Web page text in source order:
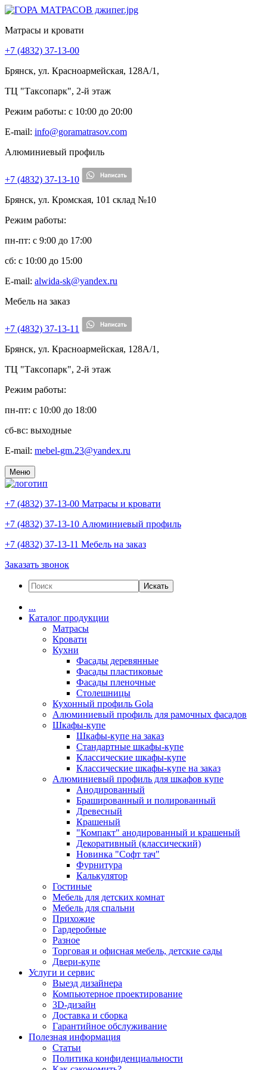
Матрасы и кровати
+7 (4832) 37-13-00
Брянск, ул. Красноармейская, 128А/1,
ТЦ "Таксопарк", 2-й этаж
Режим работы: c 10:00 до 20:00
E-mail: info@goramatrasov.com
Алюминиевый профиль
+7 (4832) 37-13-10
Брянск, ул. Кромская, 101 склад №10
Режим работы:
пн-пт: c 9:00 до 17:00
сб: c 10:00 до 15:00
E-mail: alwida-sk@yandex.ru
Мебель на заказ
+7 (4832) 37-13-11
Брянск, ул. Красноармейская, 128А/1,
ТЦ "Таксопарк", 2-й этаж
Режим работы:
пн-пт: c 10:00 до 18:00
сб-вс: выходные
E-mail: mebel-gm.23@yandex.ru
Меню
+7 (4832) 37-13-00 Матрасы и кровати
+7 (4832) 37-13-10 Алюминиевый профиль
+7 (4832) 37-13-11 Мебель на заказ
Заказать звонок
Искать
...
Каталог продукции
Матрасы
Кровати
Кухни
Фасады деревянные
Фасады пластиковые
Фасады пленочные
Столешницы
Кухонный профиль Gola
Алюминиевый профиль для рамочных фасадов
Шкафы-купе
Шкафы-купе на заказ
Стандартные шкафы-купе
Классические шкафы-купе
Классические шкафы-купе на заказ
Алюминиевый профиль для шкафов купе
Анодированный
Брашированный и полированный
Древесный
Крашеный
"Компакт" анодированный и крашеный
Декоративный (классический)
Новинка "Софт тач"
Фурнитура
Калькулятор
Гостиные
Мебель для детских комнат
Мебель для спальни
Прихожие
Гардеробные
Разное
Торговая и офисная мебель, детские сады
Двери-купе
Услуги и сервис
Выезд дизайнера
Компьютерное проектирование
3D-дизайн
Доставка и сборка
Гарантийное обслуживание
Полезная информация
Статьи
Политика конфиденциальности